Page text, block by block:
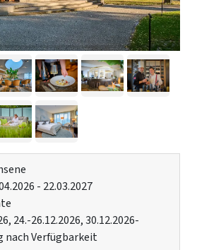
- 22.03.2027
24.-26.12.2026, 30.12.2026-
nach Verfügbarkeit